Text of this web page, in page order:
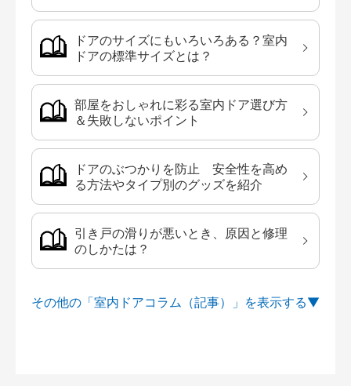
ドアのサイズにもいろいろある？室内
ドアの標準サイズとは？
部屋をおしゃれに彩る室内ドア選び方
＆失敗しないポイント
ドアのぶつかりを防止 安全性を高め
る方法やタイプ別のグッズを紹介
引き戸の滑りが悪いとき、原因と修理
のしかたは？
その他の「室内ドアコラム（記事）」を